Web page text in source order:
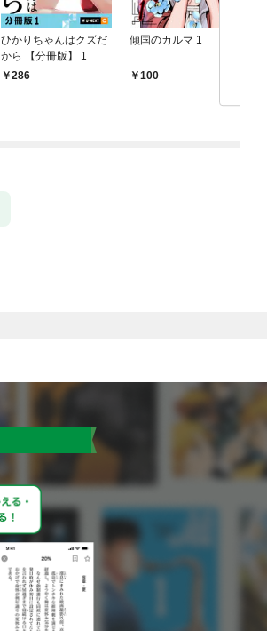
ひかりちゃんはクズだ
から 【分冊版】 1
286
傾国のカルマ 1
100